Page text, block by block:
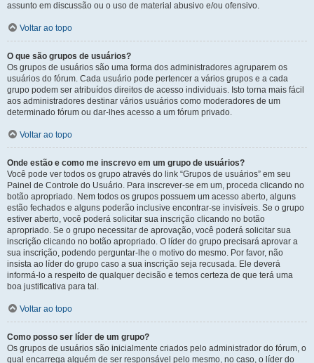
assunto em discussão ou o uso de material abusivo e/ou ofensivo.
Voltar ao topo
O que são grupos de usuários?
Os grupos de usuários são uma forma dos administradores agruparem os
usuários do fórum. Cada usuário pode pertencer a vários grupos e a cada
grupo podem ser atribuídos direitos de acesso individuais. Isto torna mais fácil
aos administradores destinar vários usuários como moderadores de um
determinado fórum ou dar-lhes acesso a um fórum privado.
Voltar ao topo
Onde estão e como me inscrevo em um grupo de usuários?
Você pode ver todos os grupo através do link “Grupos de usuários” em seu
Painel de Controle do Usuário. Para inscrever-se em um, proceda clicando no
botão apropriado. Nem todos os grupos possuem um acesso aberto, alguns
estão fechados e alguns poderão inclusive encontrar-se invisíveis. Se o grupo
estiver aberto, você poderá solicitar sua inscrição clicando no botão
apropriado. Se o grupo necessitar de aprovação, você poderá solicitar sua
inscrição clicando no botão apropriado. O líder do grupo precisará aprovar a
sua inscrição, podendo perguntar-lhe o motivo do mesmo. Por favor, não
insista ao líder do grupo caso a sua inscrição seja recusada. Ele deverá
informá-lo a respeito de qualquer decisão e temos certeza de que terá uma
boa justificativa para tal.
Voltar ao topo
Como posso ser líder de um grupo?
Os grupos de usuários são inicialmente criados pelo administrador do fórum, o
qual encarrega alguém de ser responsável pelo mesmo, no caso, o líder do